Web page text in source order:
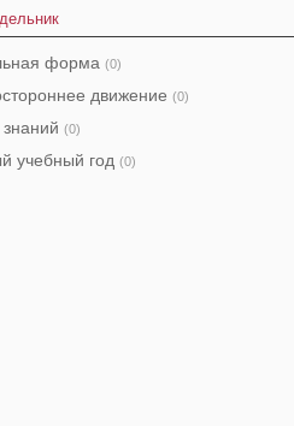
форма (0)
движение (0)
(0)
учебный год (0)